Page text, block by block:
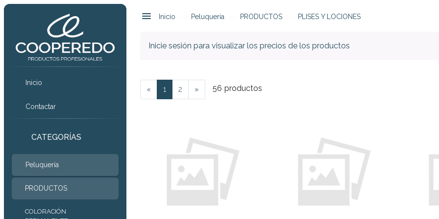
Inicio
Contactar
CATEGORÍAS
Peluquería
PRODUCTOS
COLORACIÓN
Inicio Peluquería PRODUCTOS PLISES Y LOCIONES
Inicie sesión para visualizar los precios de los productos
« 1 2 » 56 productos